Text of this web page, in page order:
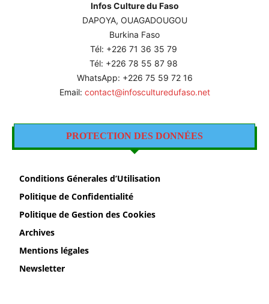
Infos Culture du Faso
DAPOYA, OUAGADOUGOU
Burkina Faso
Tél: +226 71 36 35 79
Tél: +226 78 55 87 98
WhatsApp: +226 75 59 72 16
Email: contact@infosculturedufaso.net
PROTECTION DES DONNÉES
Conditions Génerales d’Utilisation
Politique de Confidentialité
Politique de Gestion des Cookies
Archives
Mentions légales
Newsletter